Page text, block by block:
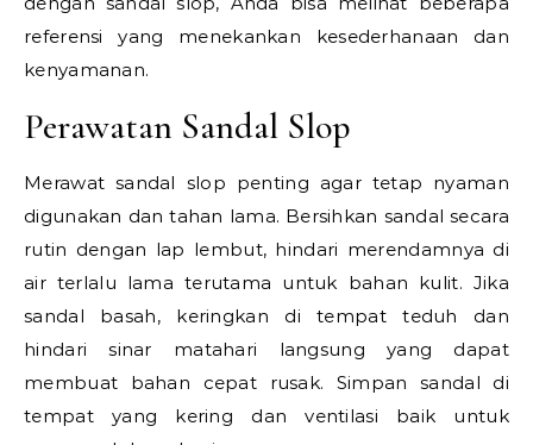
referensi yang menekankan kesederhanaan dan
kenyamanan.
Perawatan Sandal Slop
Merawat sandal slop penting agar tetap nyaman
digunakan dan tahan lama. Bersihkan sandal secara
rutin dengan lap lembut, hindari merendamnya di
air terlalu lama terutama untuk bahan kulit. Jika
sandal basah, keringkan di tempat teduh dan
hindari sinar matahari langsung yang dapat
membuat bahan cepat rusak. Simpan sandal di
tempat yang kering dan ventilasi baik untuk